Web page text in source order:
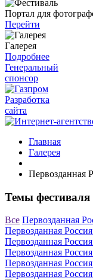
Портал для
Перейти
Галерея
Подробнее
Генеральный
спонсор
Разработка
сайта
Главная
Галерея
Первозданная
Темы фестиваля
Все Первозданная
Первозданная
Первозданная
Первозданная
Первозданная
Первозданная